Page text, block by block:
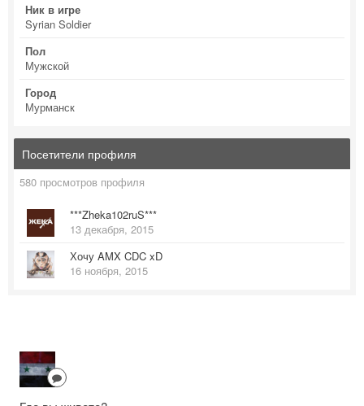
Ник в игре
Syrian Soldier
Пол
Мужской
Город
Мурманск
Посетители профиля
580 просмотров профиля
***Zheka102ruS***
13 декабря, 2015
Хочу AMX CDC xD
16 ноября, 2015